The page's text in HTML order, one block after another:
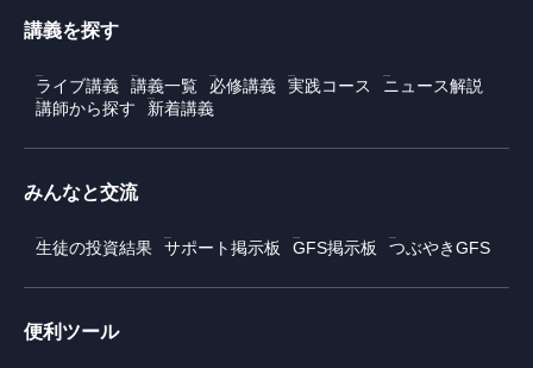
講義を探す
ライブ講義 講義一覧 必修講義 実践コース
ニュース解説
講師から探す
新着講義
みんなと交流
生徒の投資結果 サポート掲示板 GFS掲示板 つぶやきGFS
便利ツール